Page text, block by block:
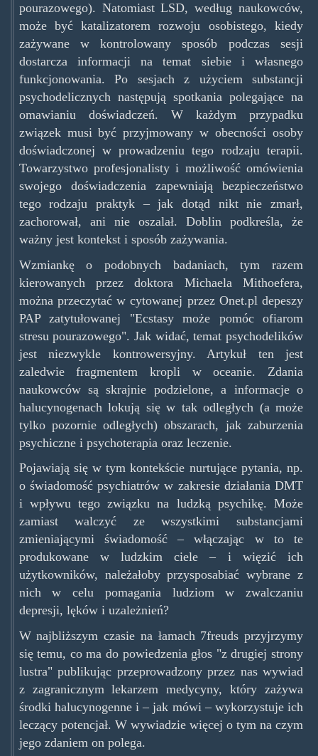
pourazowego). Natomiast LSD, według naukowców,
może być katalizatorem rozwoju osobistego, kiedy
zażywane w kontrolowany sposób podczas sesji
dostarcza informacji na temat siebie i własnego
funkcjonowania. Po sesjach z użyciem substancji
psychodelicznych następują spotkania polegające na
omawianiu doświadczeń. W każdym przypadku
związek musi być przyjmowany w obecności osoby
doświadczonej w prowadzeniu tego rodzaju terapii.
Towarzystwo profesjonalisty i możliwość omówienia
swojego doświadczenia zapewniają bezpieczeństwo
tego rodzaju praktyk – jak dotąd nikt nie zmarł,
zachorował, ani nie oszalał. Doblin podkreśla, że
ważny jest kontekst i sposób zażywania.
Wzmiankę o podobnych badaniach, tym razem
kierowanych przez doktora Michaela Mithoefera,
można przeczytać w cytowanej przez Onet.pl depeszy
PAP zatytułowanej "Ecstasy może pomóc ofiarom
stresu pourazowego". Jak widać, temat psychodelików
jest niezwykle kontrowersyjny. Artykuł ten jest
zaledwie fragmentem kropli w oceanie. Zdania
naukowców są skrajnie podzielone, a informacje o
halucynogenach lokują się w tak odległych (a może
tylko pozornie odległych) obszarach, jak zaburzenia
psychiczne i psychoterapia oraz leczenie.
Pojawiają się w tym kontekście nurtujące pytania, np.
o świadomość psychiatrów w zakresie działania DMT
i wpływu tego związku na ludzką psychikę. Może
zamiast walczyć ze wszystkimi substancjami
zmieniającymi świadomość – włączając w to te
produkowane w ludzkim ciele – i więzić ich
użytkowników, należałoby przysposabiać wybrane z
nich w celu pomagania ludziom w zwalczaniu
depresji, lęków i uzależnień?
W najbliższym czasie na łamach 7freuds przyjrzymy
się temu, co ma do powiedzenia głos "z drugiej strony
lustra" publikując przeprowadzony przez nas wywiad
z zagranicznym lekarzem medycyny, który zażywa
środki halucynogenne i – jak mówi – wykorzystuje ich
leczący potencjał. W wywiadzie więcej o tym na czym
jego zdaniem on polega.